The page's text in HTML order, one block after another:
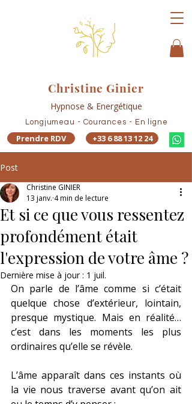
Christine Ginier
Hypnose & Energétique
Longjumeau - Courances - En ligne
Prendre RDV +33 6 88 13 12 24
Post
Et si ce que vous ressentez
profondément était
l'expression de votre âme ?
Christine GINIER
13 janv. 4 min de lecture
Dernière mise à jour : 1 juil.
On parle de l’âme comme si c’était
quelque chose d’extérieur, lointain,
presque mystique. Mais en réalité…
c’est dans les moments les plus
ordinaires qu’elle se révèle.
L’âme apparaît dans ces instants où
la vie nous traverse avant qu’on ait